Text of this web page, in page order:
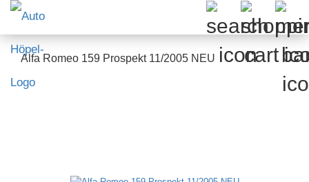
Alfa Romeo 159 Prospekt 11/2005 NEU